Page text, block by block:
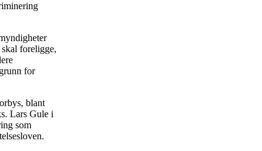
foreligge,
for
blant
Lars Gule i
som